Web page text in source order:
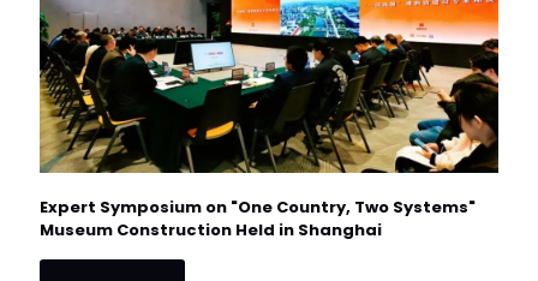
Expert Symposium on "One Country, Two Systems"
Museum Construction Held in Shanghai